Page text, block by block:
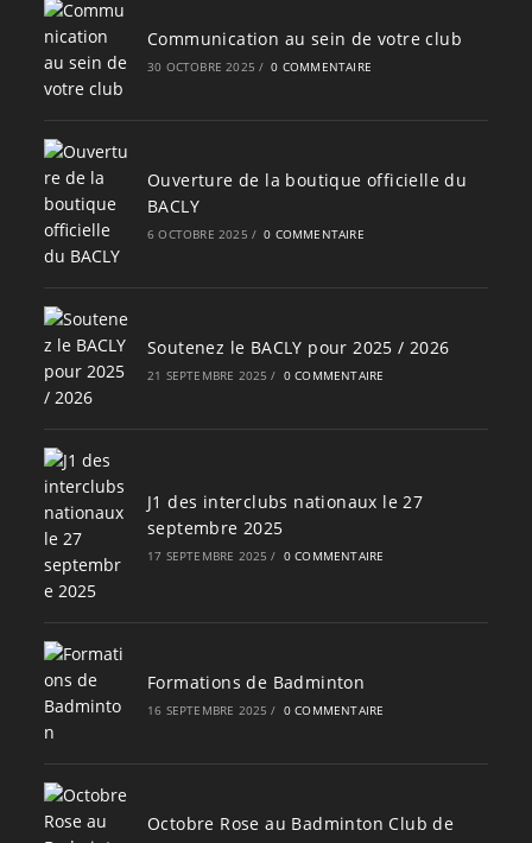
Communication au sein de votre club
30 OCTOBRE 2025 / 0 COMMENTAIRE
Ouverture de la boutique officielle du
BACLY
6 OCTOBRE 2025 / 0 COMMENTAIRE
Soutenez le BACLY pour 2025 / 2026
21 SEPTEMBRE 2025 / 0 COMMENTAIRE
J1 des interclubs nationaux le 27
septembre 2025
17 SEPTEMBRE 2025 / 0 COMMENTAIRE
Formations de Badminton
16 SEPTEMBRE 2025 / 0 COMMENTAIRE
Octobre Rose au Badminton Club de